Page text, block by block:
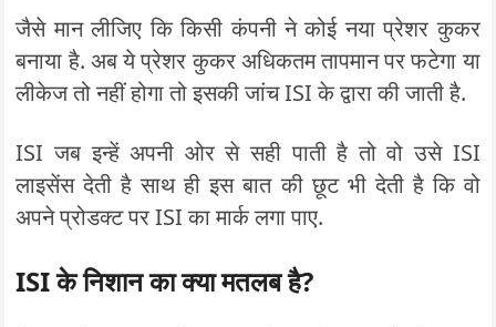
जैसे मान लीजिए कि किसी कंपनी ने कोई नया प्रेशर कुकर
बनाया है. अब ये प्रेशर कुकर अधिकतम तापमान पर फटेगा या
लीकेज तो नहीं होगा तो इसकी जांच ISI के द्वारा की जाती है.
ISI जब इन्हें अपनी ओर से सही पाती है तो वो उसे ISI
लाइसेंस देती है साथ ही इस बात की छूट भी देती है कि वो
अपने प्रोडक्ट पर ISI का मार्क लगा पाए.
ISI के निशान का क्या मतलब है?